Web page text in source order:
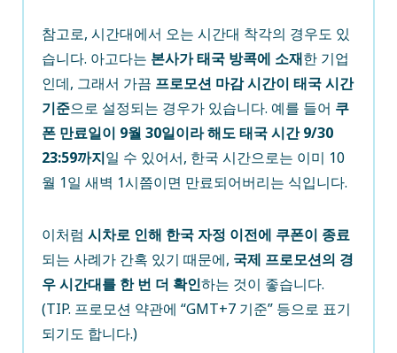
참고로, 시간대에서 오는 시간대 착각의 경우도 있
습니다. 아고다는 본사가 태국 방콕에 소재한 기업
인데, 그래서 가끔 프로모션 마감 시간이 태국 시간
기준으로 설정되는 경우가 있습니다. 예를 들어 쿠
폰 만료일이 9월 30일이라 해도 태국 시간 9/30
23:59까지일 수 있어서, 한국 시간으로는 이미 10
월 1일 새벽 1시쯤이면 만료되어버리는 식입니다.
이처럼 시차로 인해 한국 자정 이전에 쿠폰이 종료
되는 사례가 간혹 있기 때문에, 국제 프로모션의 경
우 시간대를 한 번 더 확인하는 것이 좋습니다.
(TIP. 프로모션 약관에 “GMT+7 기준” 등으로 표기
되기도 합니다.)